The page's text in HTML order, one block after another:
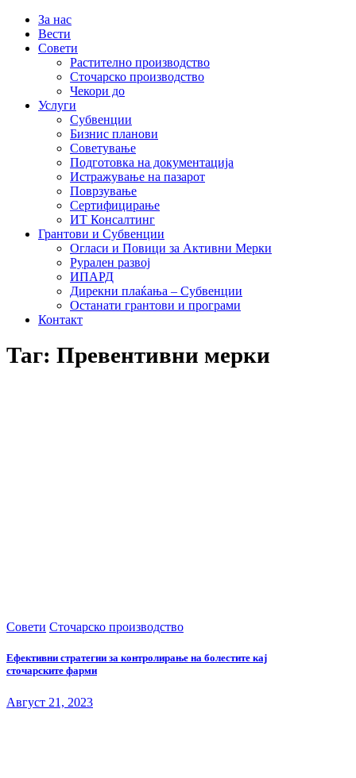
За нас
Вести
Совети
Растително производство
Сточарско производство
Чекори до
Услуги
Субвенции
Бизнис планови
Советување
Подготовка на документација
Истражување на пазарот
Поврзување
Сертифицирање
ИТ Консалтинг
Грантови и Субвенции
Огласи и Повици за Активни Мерки
Рурален развој
ИПАРД
Дирекни плаќања – Субвенции
Останати грантови и програми
Контакт
Таг: Превентивни мерки
Совети Сточарско производство
Ефективни стратегии за контролирање на болестите кај
сточарските фарми
Август 21, 2023